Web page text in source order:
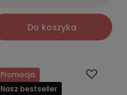
Do koszyka
Promocja
Nasz bestseller